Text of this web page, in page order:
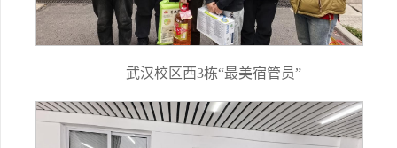
武汉校区西3栋“最美宿管员”